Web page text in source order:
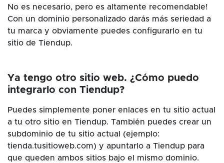
No es necesario, pero es altamente recomendable!
Con un dominio personalizado darás más seriedad a
tu marca y obviamente puedes configurarlo en tu
sitio de Tiendup.
Ya tengo otro sitio web. ¿Cómo puedo
integrarlo con Tiendup?
Puedes simplemente poner enlaces en tu sitio actual
a tu otro sitio en Tiendup. También puedes crear un
subdominio de tu sitio actual (ejemplo:
tienda.tusitioweb.com) y apuntarlo a Tiendup para
que queden ambos sitios bajo el mismo dominio.